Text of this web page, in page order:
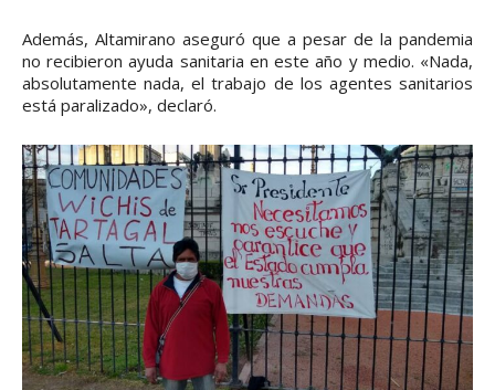
Además, Altamirano aseguró que a pesar de la pandemia
no recibieron ayuda sanitaria en este año y medio. «Nada,
absolutamente nada, el trabajo de los agentes sanitarios
está paralizado», declaró.